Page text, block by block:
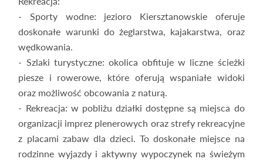
- Sporty wodne: jezioro Kiersztanowskie oferuje
doskonałe warunki do żeglarstwa, kajakarstwa, oraz
wędkowania.
- Szlaki turystyczne: okolica obfituje w liczne ścieżki
piesze i rowerowe, które oferują wspaniałe widoki
oraz możliwość obcowania z naturą.
- Rekreacja: w pobliżu działki dostępne są miejsca do
organizacji imprez plenerowych oraz strefy rekreacyjne
z placami zabaw dla dzieci. To doskonałe miejsce na
rodzinne wyjazdy i aktywny wypoczynek na świeżym